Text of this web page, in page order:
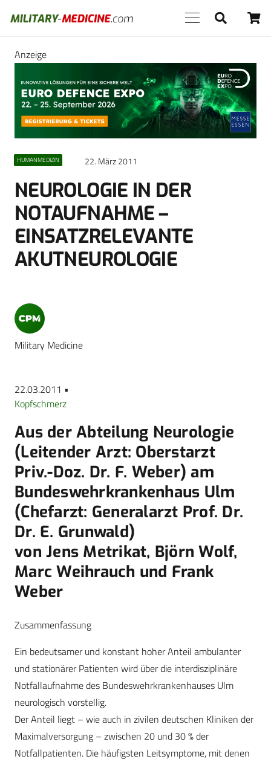
Anzeige
HUMANMEDIZIN 22. März 2011
NEUROLOGIE IN DER
NOTAUFNAHME –
EINSATZRELEVANTE
AKUTNEUROLOGIE
Military Medicine
22.03.2011 •
Kopfschmerz
Aus der Abteilung Neurologie
(Leitender Arzt: Oberstarzt
Priv.-Doz. Dr. F. Weber) am
Bundeswehrkrankenhaus Ulm
(Chefarzt: Generalarzt Prof. Dr.
Dr. E. Grunwald)
von Jens Metrikat, Björn Wolf,
Marc Weihrauch und Frank
Weber
Zusammenfassung
Ein bedeutsamer und konstant hoher Anteil ambulanter
und stationärer Patienten wird über die interdisziplinäre
Notfallaufnahme des Bundeswehrkrankenhauses Ulm
neurologisch vorstellig.
Der Anteil liegt – wie auch in zivilen deutschen Kliniken der
Maximalversorgung – zwischen 20 und 30 % der
Notfallpatienten. Die häufigsten Leitsymptome, mit denen